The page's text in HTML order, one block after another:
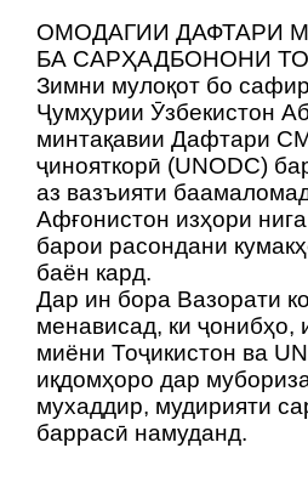
ОМОДАГИИ ДАФТАРИ
БА САРҲАДБОНОНИ
Зимни мулоқот бо
Ҷумҳурии Ӯзбекистон
минтақавии Дафтари
ҷинояткорӣ (UNODC)
аз вазъияти
Афғонистон изҳори
барои расондани
баён кард.
Дар ин бора Вазорати
менависад, ки ҷонибҳо,
миёни Тоҷикистон ва
иқдомҳоро дар
мухаддир, мудирияти
баррасӣ намуданд.